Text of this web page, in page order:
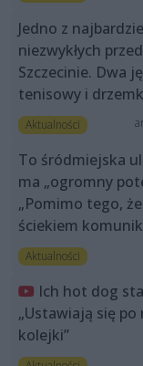
Jedno z
niezwykłych
Szczecinie. Dwa
tenisowy i
Aktualności
To śródmiejska
ma „ogromny
„Pomimo tego,
ściekiem
Aktualności
Ich hot dog
„Ustawiają się po
kolejki”